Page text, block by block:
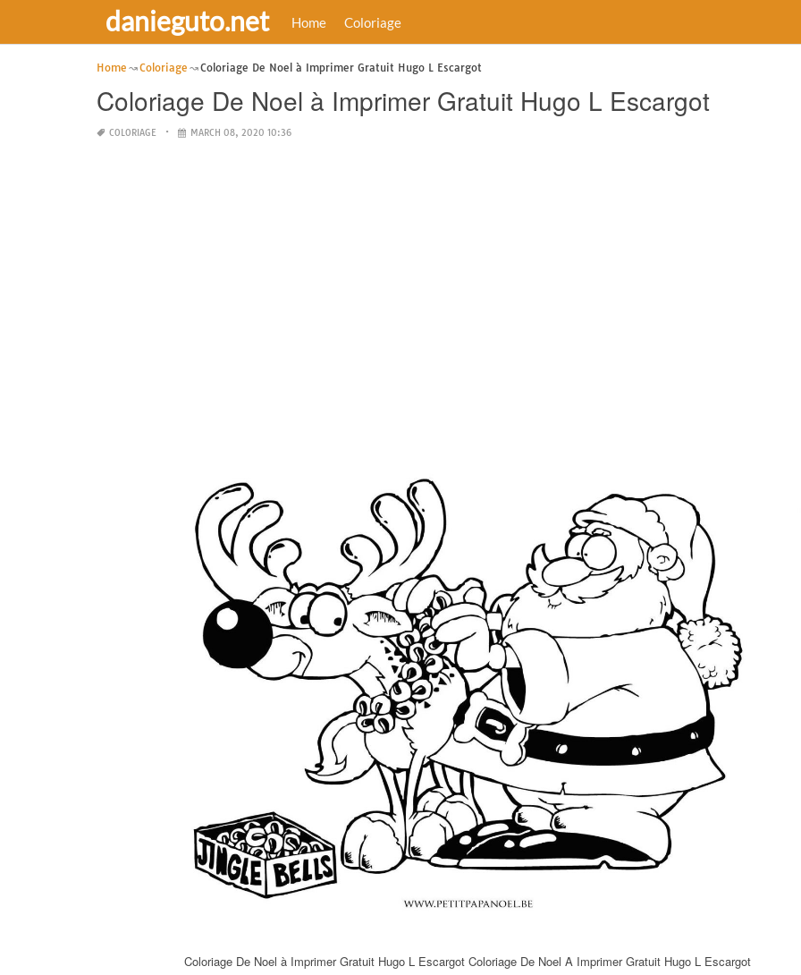
danieguto.net Home Coloriage
Home Coloriage Coloriage De Noel à Imprimer Gratuit Hugo L Escargot
Coloriage De Noel à Imprimer Gratuit Hugo L Escargot
COLORIAGE MARCH 08, 2020 10:36
Coloriage De Noel à Imprimer Gratuit Hugo L Escargot Coloriage De Noel A Imprimer Gratuit Hugo L Escargot